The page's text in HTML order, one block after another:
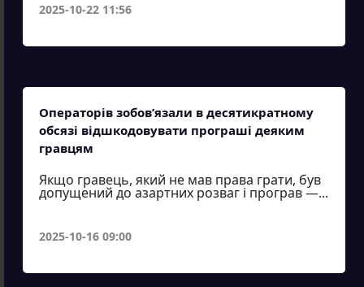
2025-10-22 11:56
Операторів зобов’язали в десятикратному
обсязі відшкодовувати програші деяким
гравцям
Якщо гравець, який не мав права грати, був
допущений до азартних розваг і програв —...
2025-10-16 09:00